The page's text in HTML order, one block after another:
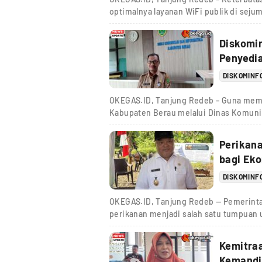
optimalnya layanan WiFi publik di
OKEGAS.ID, Tanjung Redeb – Guna
Kabupaten Berau melalui Dinas
bagi
OKEGAS.ID, Tanjung Redeb —
perikanan menjadi salah satu tumpuan